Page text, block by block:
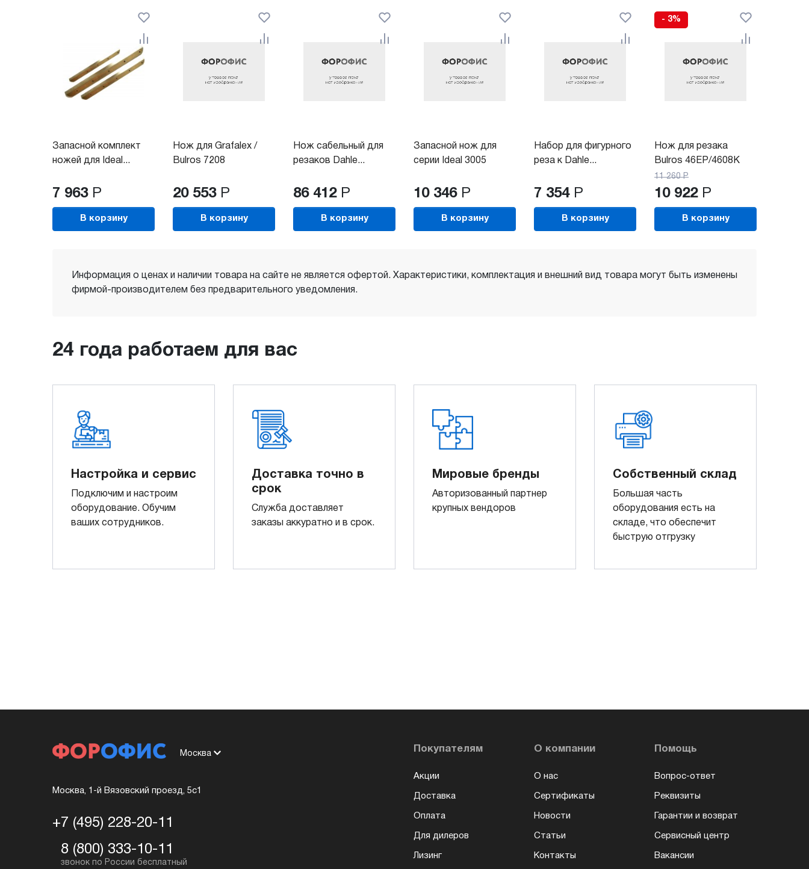
Запасной комплект
ножей для Ideal...
7 963 Р
В корзину
Нож для Grafalex /
Bulros 7208
20 553 Р
В корзину
Нож сабельный для
резаков Dahle...
86 412 Р
В корзину
Запасной нож для
серии Ideal 3005
10 346 Р
В корзину
Набор для фигурного
реза к Dahle...
7 354 Р
В корзину
- 3%
Нож для резака
Bulros 46EP/4608K
11 260 Р
10 922 Р
В корзину
Информация о ценах и наличии товара на сайте не является офертой. Характеристики, комплектация и внешний вид товара могут быть изменены
фирмой-производителем без предварительного уведомления.
24 года работаем для вас
Настройка и сервис
Подключим и настроим
оборудование. Обучим
ваших сотрудников.
Доставка точно в
срок
Служба доставляет
заказы аккуратно и в срок.
Мировые бренды
Авторизованный партнер
крупных вендоров
Собственный склад
Большая часть
оборудования есть на
складе, что обеспечит
быструю отгрузку
Москва
Москва, 1-й Вязовский проезд, 5с1
+7 (495) 228-20-11
8 (800) 333-10-11
Покупателям
Акции
Доставка
Оплата
Для дилеров
Лизинг
О компании
О нас
Сертификаты
Новости
Статьи
Контакты
Помощь
Вопрос-ответ
Реквизиты
Гарантии и возврат
Сервисный центр
Вакансии